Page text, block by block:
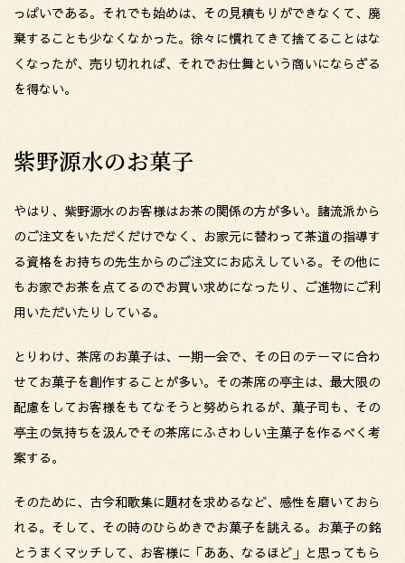
っぱいである。それでも始めは、その見積もりができなくて、廃
棄することも少なくなかった。徐々に慣れてきて捨てることはな
くなったが、売り切れれば、それでお仕舞という商いにならざる
を得ない。
紫野源水のお菓子
やはり、紫野源水のお客様はお茶の関係の方が多い。諸流派から
のご注文をいただくだけでなく、お家元に替わって茶道の指導す
る資格をお持ちの先生からのご注文にお応えしている。その他に
もお家でお茶を点てるのでお買い求めになったり、ご進物にご利
用いただいたりしている。
とりわけ、茶席のお菓子は、一期一会で、その日のテーマに合わ
せてお菓子を創作することが多い。その茶席の亭主は、最大限の
配慮をしてお客様をもてなそうと努められるが、菓子司も、その
亭主の気持ちを汲んでその茶席にふさわしい主菓子を作るべく考
案する。
そのために、古今和歌集に題材を求めるなど、感性を磨いておら
れる。そして、その時のひらめきでお菓子を誂える。お菓子の銘
とうまくマッチして、お客様に「ああ、なるほど」と思ってもら